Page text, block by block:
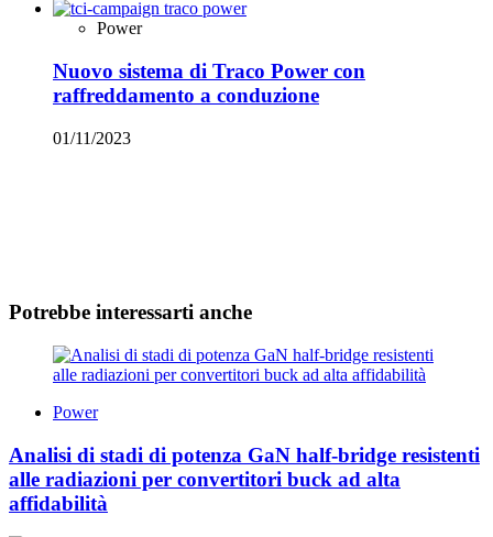
Power
Nuovo sistema di Traco Power con
raffreddamento a conduzione
01/11/2023
Potrebbe interessarti anche
Power
Analisi di stadi di potenza GaN half-bridge resistenti
alle radiazioni per convertitori buck ad alta
affidabilità